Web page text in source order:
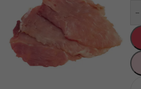
-